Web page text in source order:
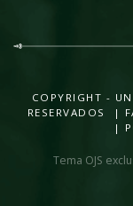
COPYRIGHT -
RESERVADOS |
|
Tema OJS